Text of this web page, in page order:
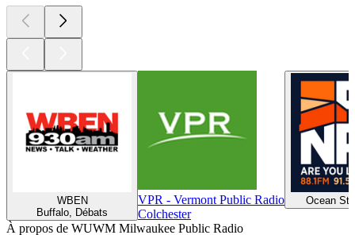
WBEN
Buffalo, Débats
VPR - Vermont Public Radio
Colchester
Ocean
À propos de WUWM Milwaukee Public Radio